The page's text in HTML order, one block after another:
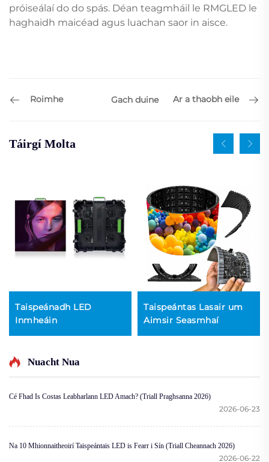
próiseálaí do do spás. Déan teagmháil le RMGLED le
haghaidh maicéad agus luachan saor in aisce.
Roimhe Gach duine Ar a thaobh eile
Táirgí Molta
Taispeánadh LED
Inmheáin
Taispeántas Lasair um
Aimsir Seasmhaí
Nuacht Nua
Cé Fhad Is Costas Leabharlann LED Amach? (Triall Praghsanna 2026)
2026-06-23
Na 10 Mhionnaitheoirí Taispeántais LED is Fearr i Sín (Triall Cheannach 2026)
2026-06-22